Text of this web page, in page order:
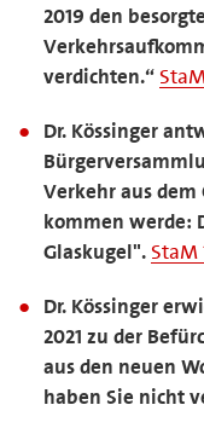
2019 den
verdichten.“
Dr. Kössinger
Verkehr aus
kommen werde:
Glaskugel". StaM
Dr. Kössinger
2021 zu der
aus den neuen
haben Sie nicht